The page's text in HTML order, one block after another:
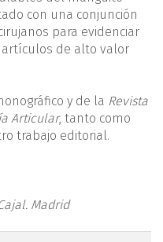
con una conjunción
para evidenciar
de alto valor
y de la Revista
Articular, tanto como
trabajo editorial.
Madrid